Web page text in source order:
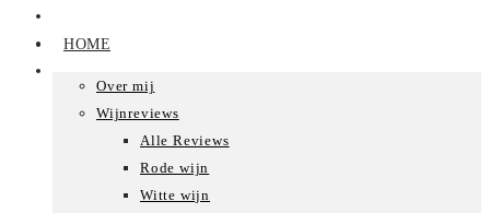
HOME
Over mij
Wijnreviews
Alle Reviews
Rode wijn
Witte wijn